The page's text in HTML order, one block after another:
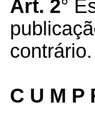
Art. 2°
contrário.
C U M P